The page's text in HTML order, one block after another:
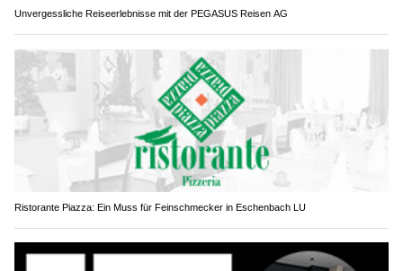
Unvergessliche Reiseerlebnisse mit der PEGASUS Reisen AG
Ristorante Piazza: Ein Muss für Feinschmecker in Eschenbach LU